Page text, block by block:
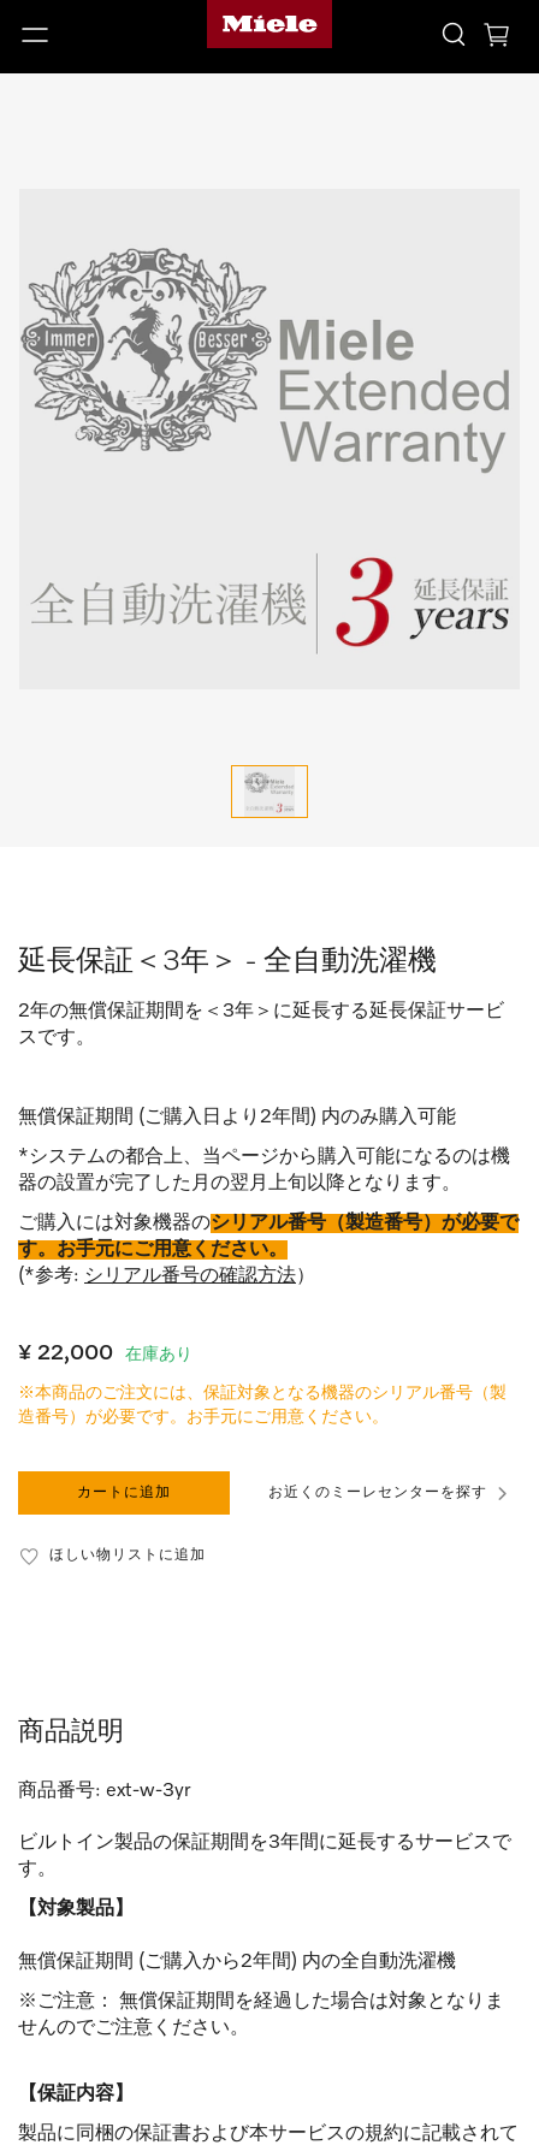
延長保証＜3年＞ - 全自動洗濯機
2年の無償保証期間を＜3年＞に延長する延長保証サービ
スです。
無償保証期間 (ご購入日より2年間) 内のみ購入可能
*システムの都合上、当ページから購入可能になるのは機
器の設置が完了した月の翌月上旬以降となります。
ご購入には対象機器のシリアル番号（製造番号）が必要で
す。お手元にご用意ください。
(*参考: シリアル番号の確認方法）
¥ 22,000 在庫あり
※本商品のご注文には、保証対象となる機器のシリアル番号（製
造番号）が必要です。お手元にご用意ください。
カートに追加 お近くのミーレセンターを探す
ほしい物リストに追加
商品説明
商品番号: ext-w-3yr
ビルトイン製品の保証期間を3年間に延長するサービスで
す。
【対象製品】
無償保証期間 (ご購入から2年間) 内の全自動洗濯機
※ご注意： 無償保証期間を経過した場合は対象となりま
せんのでご注意ください。
【保証内容】
製品に同梱の保証書および本サービスの規約に記載されて